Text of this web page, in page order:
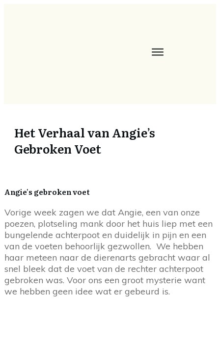
Het Verhaal van Angie’s
Gebroken Voet
Angie's gebroken voet
Vorige week zagen we dat Angie, een van onze
poezen, plotseling mank door het huis liep met een
bungelende achterpoot en duidelijk in pijn en een
van de voeten behoorlijk gezwollen. We hebben
haar meteen naar de dierenarts gebracht waar al
snel bleek dat de voet van de rechter achterpoot
gebroken was. Voor ons een groot mysterie want
we hebben geen idee wat er gebeurd is.